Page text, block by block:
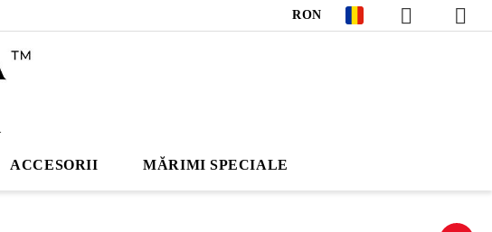
RON
ACCESORII MĂRIMI SPECIALE